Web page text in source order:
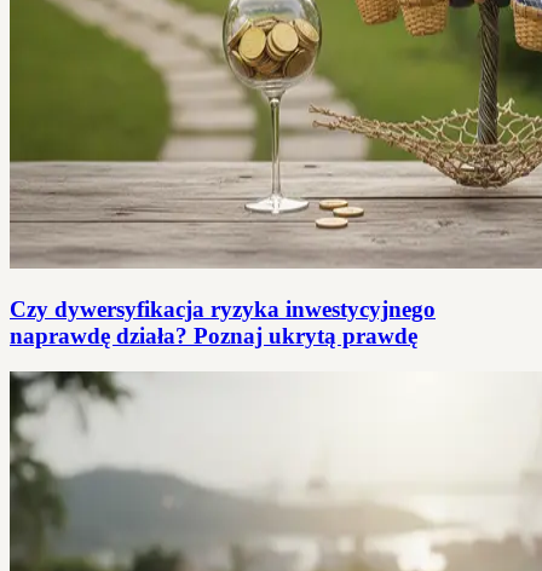
Czy dywersyfikacja ryzyka inwestycyjnego
naprawdę działa? Poznaj ukrytą prawdę